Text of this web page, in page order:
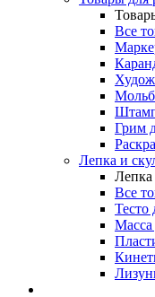
Все
Грим
Лепка и
Лепка
Все
Тесто
Масса